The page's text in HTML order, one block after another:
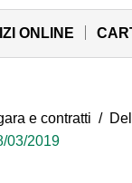
ONLINE
e contratti /
03/2019